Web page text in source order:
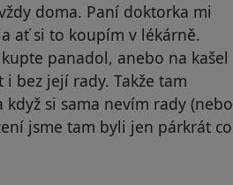
doma. Paní doktorka mi
ať si to koupím v lékárně.
panadol, anebo na kašel
bez její rady. Takže tam
si sama nevím rady (nebo
jsme tam byli jen párkrát co